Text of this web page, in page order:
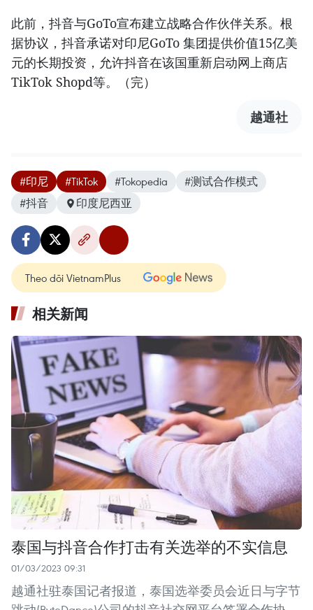
此前，抖音与GoTo宣布建立战略合作伙伴关系。根
据协议，抖音承诺对印尼GoTo 集团提供价值15亿美
元的长期投资，允许抖音在该国重新启动网上商店
TikTok Shopd等。（完）
越通社
#印尼 #TikTok #Tokopedia
#测试合作模式
#抖音
印度尼西亚
Theo dõi VietnamPlus
相关新闻
泰国与抖音合作打击有关选举的不实信息
01/03/2023 09:31
越通社驻泰国记者报道，泰国选举委员会近日与字节